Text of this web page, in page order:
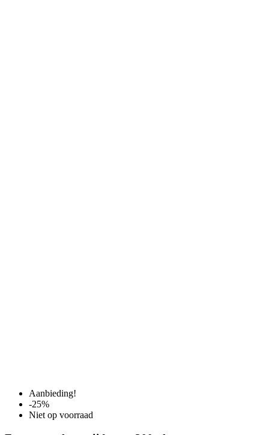
Aanbieding!
-25%
Niet op voorraad